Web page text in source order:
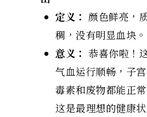
定义： 颜色鲜亮，
稠，没有明显血块。
意义： 恭喜你啦！
气血运行顺畅，子
毒素和废物都能正
这是最理想的健康状